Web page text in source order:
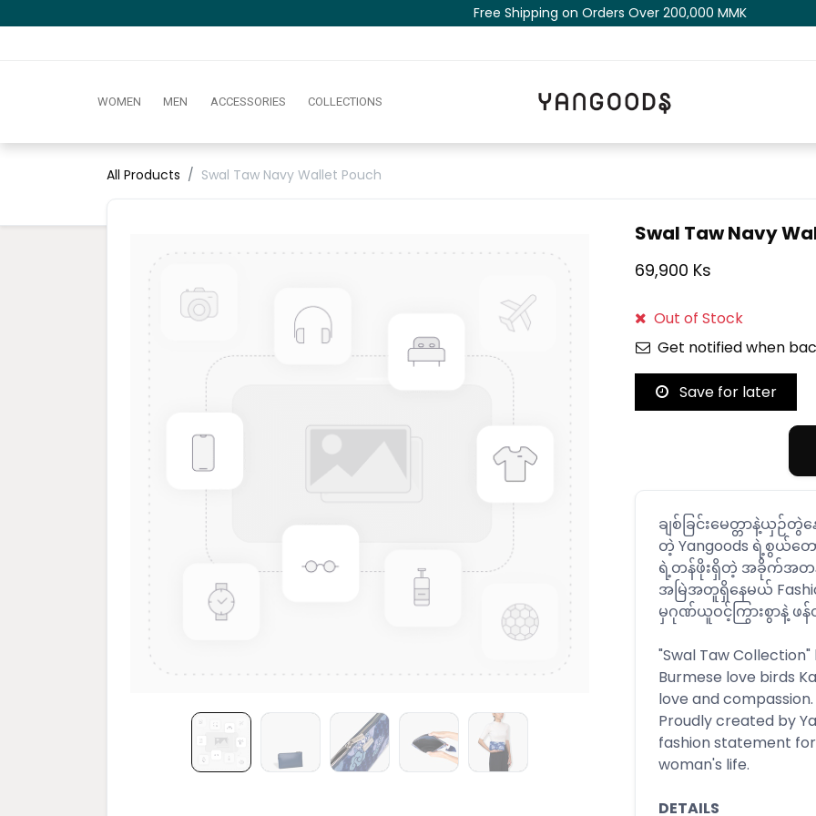
Free Shipping on Orders Over 200,000 MM​K​​ ​​​
WOMEN MEN ACCESSORIES COLLECTIONS
All Products Swal Taw Navy Wallet Pouch
Swal Taw Navy
69,900 Ks
Out of Stock
Get notified when
Save for later
ချစ်ခြင်းမေတ္တာနဲ့ယှဉ်
တဲ့ Yangoods ရဲ့စွယ်တ
ရဲ့တန်ဖိုးရှိတဲ့ အခိုက်အတ
အမြဲအတူရှိနေမယ်
မှဂုဏ်ယူဝင့်ကြွားစွာနဲ့
"Swal Taw
Burmese love birds
love and compassion.
Proudly created by
fashion statement
woman's life.
DETAILS